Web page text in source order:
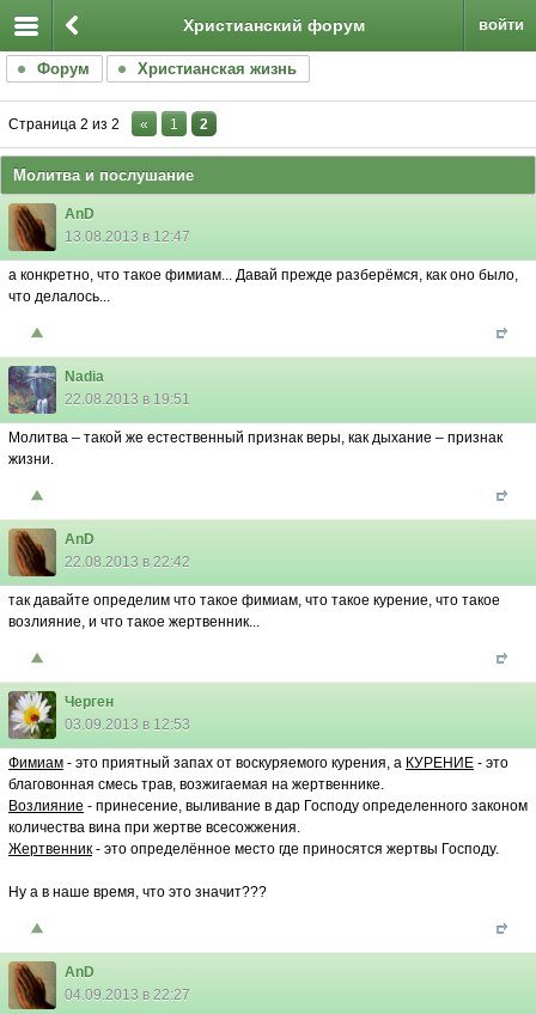
войти
Христианский форум
Форум Христианская жизнь
Страница 2 из 2 « 1 2
Молитва и послушание
AnD
13.08.2013 в 12:47
а конкретно, что такое фимиам... Давай прежде разберëмся, как оно было,
что делалось...
Nadia
22.08.2013 в 19:51
Молитва – такой же естественный признак веры, как дыхание – признак
жизни.
AnD
22.08.2013 в 22:42
так давайте определим что такое фимиам, что такое курение, что такое
возлияние, и что такое жертвенник...
Черген
03.09.2013 в 12:53
Фимиам - это приятный запах от воскуряемого курения, а КУРЕНИЕ - это
благовонная смесь трав, возжигаемая на жертвеннике.
Возлияние - принесение, выливание в дар Господу определенного законом
количества вина при жертве всесожжения.
Жертвенник - это определённое место где приносятся жертвы Господу.
Ну а в наше время, что это значит???
AnD
04.09.2013 в 22:27